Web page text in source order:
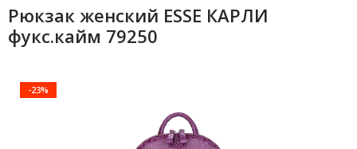
Рюкзак женский ESSE КАРЛИ
фукс.кайм 79250
-23%